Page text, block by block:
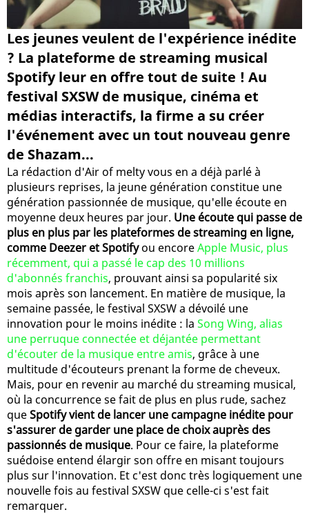
Les jeunes veulent de l'expérience inédite
? La plateforme de streaming musical
Spotify leur en offre tout de suite ! Au
festival SXSW de musique, cinéma et
médias interactifs, la firme a su créer
l'événement avec un tout nouveau genre
de Shazam...
La rédaction d'Air of melty vous en a déjà parlé à
plusieurs reprises, la jeune génération constitue une
génération passionnée de musique, qu'elle écoute en
moyenne deux heures par jour. Une écoute qui passe de
plus en plus par les plateformes de streaming en ligne,
comme Deezer et Spotifyou encoreApple Music, plus
récemment, qui a passé le cap des 10 millions
d'abonnés franchis, prouvant ainsi sa popularité six
mois après son lancement. En matière de musique, la
semaine passée, le festival SXSW a dévoilé une
innovation pour le moins inédite : la Song Wing, alias
une perruque connectée et déjantée permettant
d'écouter de la musique entre amis, grâce à une
multitude d'écouteurs prenant la forme de cheveux.
Mais, pour en revenir au marché du streaming musical,
où la concurrence se fait de plus en plus rude, sachez
queSpotify vient de lancer une campagne inédite pour
s'assurer de garder une place de choix auprès des
passionnés de musique. Pour ce faire, la plateforme
suédoise entend élargir son offre en misant toujours
plus sur l'innovation. Et c'est donc très logiquement une
nouvelle fois au festival SXSW que celle-ci s'est fait
remarquer.